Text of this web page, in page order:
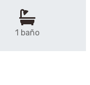
1 baño